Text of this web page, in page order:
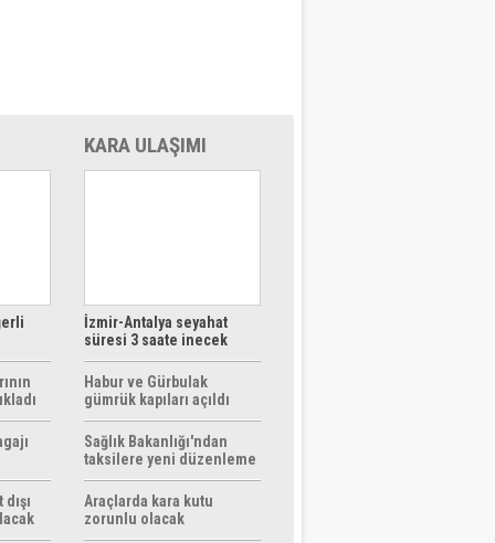
KARA ULAŞIMI
İzmir-Antalya seyahat
süresi 3 saate inecek
Habur ve Gürbulak
gümrük kapıları açıldı
Sağlık Bakanlığı'ndan
taksilere yeni düzenleme
Araçlarda kara kutu
zorunlu olacak